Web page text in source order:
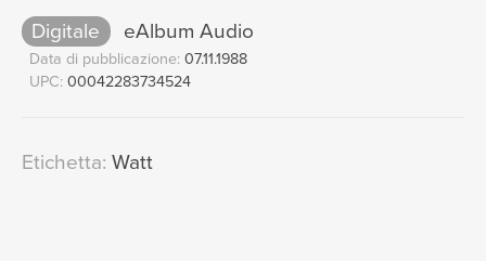
Digitale eAlbum Audio
Data di pubblicazione: 07.11.1988
UPC: 00042283734524
Etichetta: Watt